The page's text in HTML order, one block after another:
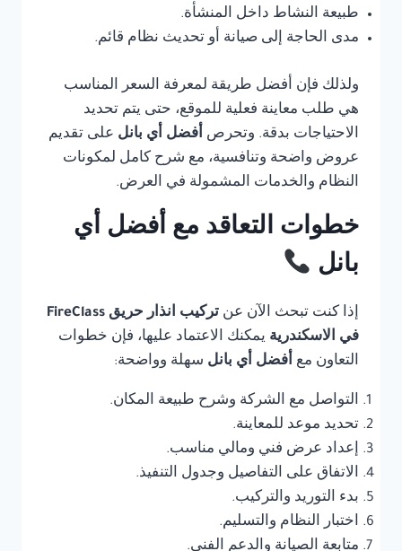
طبيعة النشاط داخل المنشأة.
مدى الحاجة إلى صيانة أو تحديث نظام قائم.
ولذلك فإن أفضل طريقة لمعرفة السعر المناسب
هي طلب معاينة فعلية للموقع، حتى يتم تحديد
الاحتياجات بدقة. وتحرص أفضل أي بانل على تقديم
عروض واضحة وتنافسية، مع شرح كامل لمكونات
النظام والخدمات المشمولة في العرض.
خطوات التعاقد مع أفضل أي
بانل
إذا كنت تبحث الآن عن
تركيب انذار حريق FireClass
في الاسكندرية يمكنك الاعتماد عليها، فإن خطوات
التعاون مع أفضل أي بانل سهلة وواضحة:
التواصل مع الشركة وشرح طبيعة المكان.
تحديد موعد للمعاينة.
إعداد عرض فني ومالي مناسب.
الاتفاق على التفاصيل وجدول التنفيذ.
بدء التوريد والتركيب.
اختبار النظام والتسليم.
متابعة الصيانة والدعم الفني.